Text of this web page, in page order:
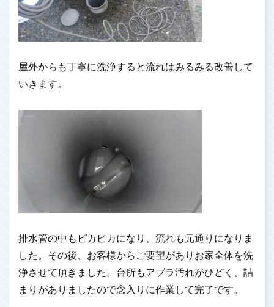
屋外からも丁寧に洗浄すると流れはみるみる改善して
いきます。
排水管の中もピカピカになり、流れも元通りになりま
した。その後、お客様からご要望がありお家全体を洗
浄させて頂きました。台所もアブラ汚れがひどく、詰
まりがありましたので念入りに作業して完了です。